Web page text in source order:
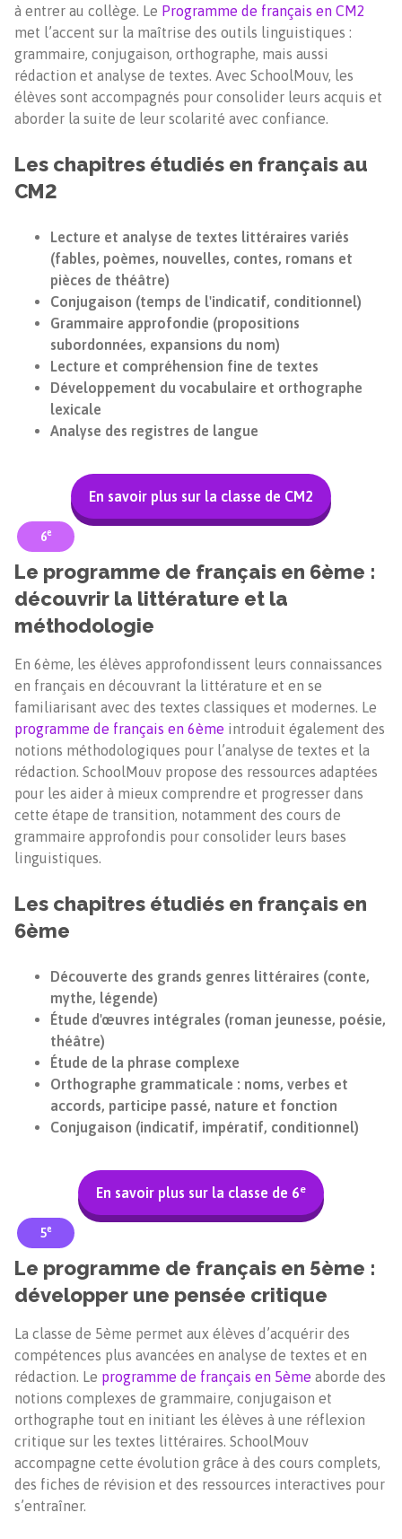
à entrer au collège. Le Programme de français en CM2
met l’accent sur la maîtrise des outils linguistiques :
grammaire, conjugaison, orthographe, mais aussi
rédaction et analyse de textes. Avec SchoolMouv, les
élèves sont accompagnés pour consolider leurs acquis et
aborder la suite de leur scolarité avec confiance.
Les chapitres étudiés en français au
CM2
Lecture et analyse de textes littéraires variés
(fables, poèmes, nouvelles, contes, romans et
pièces de théâtre)
Conjugaison (temps de l'indicatif, conditionnel)
Grammaire approfondie (propositions
subordonnées, expansions du nom)
Lecture et compréhension fine de textes
Développement du vocabulaire et orthographe
lexicale
Analyse des registres de langue
En savoir plus sur la classe de CM2
6e
Le programme de français en 6ème :
découvrir la littérature et la
méthodologie
En 6ème, les élèves approfondissent leurs connaissances
en français en découvrant la littérature et en se
familiarisant avec des textes classiques et modernes. Le
programme de français en 6ème introduit également des
notions méthodologiques pour l’analyse de textes et la
rédaction. SchoolMouv propose des ressources adaptées
pour les aider à mieux comprendre et progresser dans
cette étape de transition, notamment des cours de
grammaire approfondis pour consolider leurs bases
linguistiques.
Les chapitres étudiés en français en
6ème
Découverte des grands genres littéraires (conte,
mythe, légende)
Étude d'œuvres intégrales (roman jeunesse, poésie,
théâtre)
Étude de la phrase complexe
Orthographe grammaticale : noms, verbes et
accords, participe passé, nature et fonction
Conjugaison (indicatif, impératif, conditionnel)
En savoir plus sur la classe de 6e
5e
Le programme de français en 5ème :
développer une pensée critique
La classe de 5ème permet aux élèves d’acquérir des
compétences plus avancées en analyse de textes et en
rédaction. Le programme de français en 5ème aborde des
notions complexes de grammaire, conjugaison et
orthographe tout en initiant les élèves à une réflexion
critique sur les textes littéraires. SchoolMouv
accompagne cette évolution grâce à des cours complets,
des fiches de révision et des ressources interactives pour
s’entraîner.